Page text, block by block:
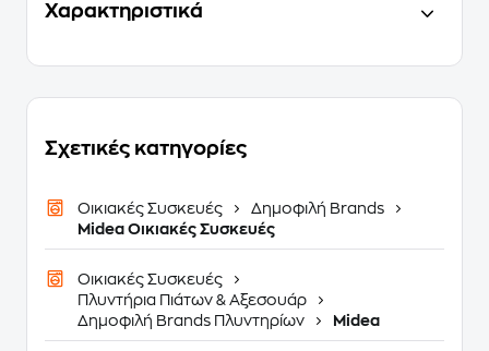
Χαρακτηριστικά
Σχετικές κατηγορίες
Οικιακές Συσκευές
Δημοφιλή Brands
Midea Οικιακές Συσκευές
Οικιακές Συσκευές
Πλυντήρια Πιάτων & Αξεσουάρ
Δημοφιλή Brands Πλυντηρίων
Midea